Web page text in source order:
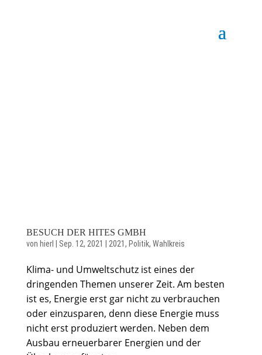
BESUCH DER HITES GMBH
von hierl Sep. 12, 2021 2021, Politik, Wahlkreis
Klima- und Umweltschutz ist eines der
dringenden Themen unserer Zeit. Am besten
ist es, Energie erst gar nicht zu verbrauchen
oder einzusparen, denn diese Energie muss
nicht erst produziert werden. Neben dem
Ausbau erneuerbarer Energien und der